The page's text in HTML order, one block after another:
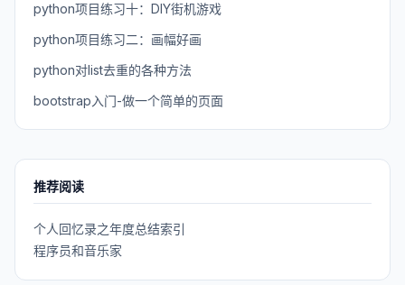
python项目练习十：DIY街机游戏
python项目练习二：画幅好画
python对list去重的各种方法
bootstrap入门-做一个简单的页面
推荐阅读
个人回忆录之年度总结索引
程序员和音乐家